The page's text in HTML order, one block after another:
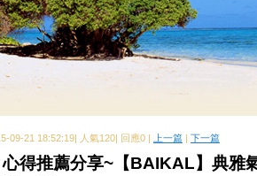
09-21 18:52:19| 人氣120| 回應0 | 上一篇 | 下一篇
心得推薦分享~【BAIKAL】典雅